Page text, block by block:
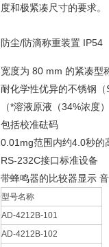
度和极紧凑尺寸的要求。
防尘/防滴称重装置 IP54
宽度为 80 mm 的紧凑型
耐化学性优异的不锈钢
（*溶液原液（34%浓度
包括校准砝码
0.01mg范围内约4.0秒的
RS-232C接口标准设备
带蜂鸣器的比较器显示
型号名称
AD-4212B-101
AD-4212B-102